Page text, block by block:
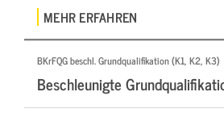
MEHR ERFAHREN
BKrFQG beschl. Grundqualifikation (K1, K2, K3)
Beschleunigte